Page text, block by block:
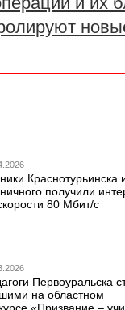
Краснотурьинска
получили
80 Мбит/с
Первоуральска
на областном
«Призвание –